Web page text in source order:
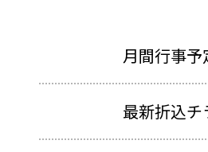
月間行事予
最新折込チ